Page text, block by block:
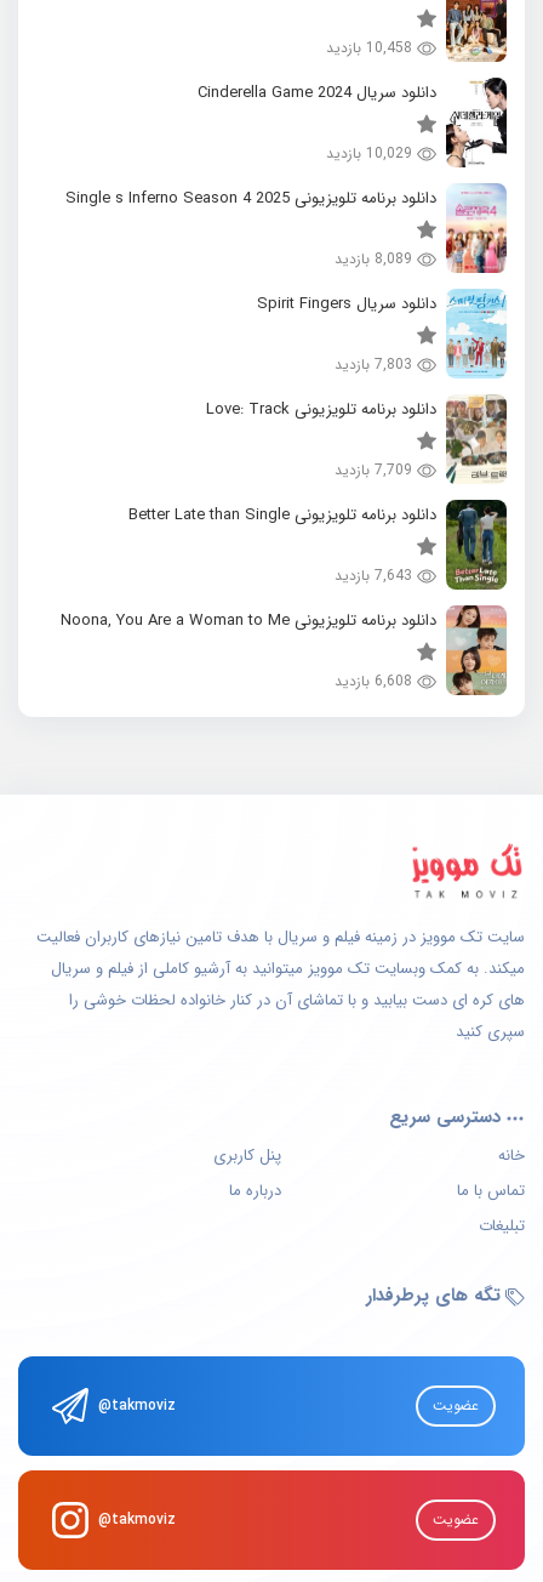
10,458 بازدید
دانلود سریال 2024 Cinderella Game
10,029 بازدید
دانلود برنامه تلویزیونی 2025 Single s Inferno Season 4
8,089 بازدید
دانلود سریال Spirit Fingers
7,803 بازدید
دانلود برنامه تلویزیونی Love: Track
7,709 بازدید
دانلود برنامه تلویزیونی Better Late than Single
7,643 بازدید
دانلود برنامه تلویزیونی Noona, You Are a Woman to Me
6,608 بازدید
سایت تک موویز در زمینه فیلم و سریال با هدف تامین نیازهای کاربران فعالیت
میکند. به کمک وبسایت تک موویز میتوانید به آرشیو کاملی از فیلم و سریال
های کره ای دست بیابید و با تماشای آن در کنار خانواده لحظات خوشی را
سپری کنید
دسترسی سریع
خانه
پنل کاربری
تماس با ما
درباره ما
تبلیغات
تگه های پرطرفدار
@takmoviz عضویت
@takmoviz عضویت